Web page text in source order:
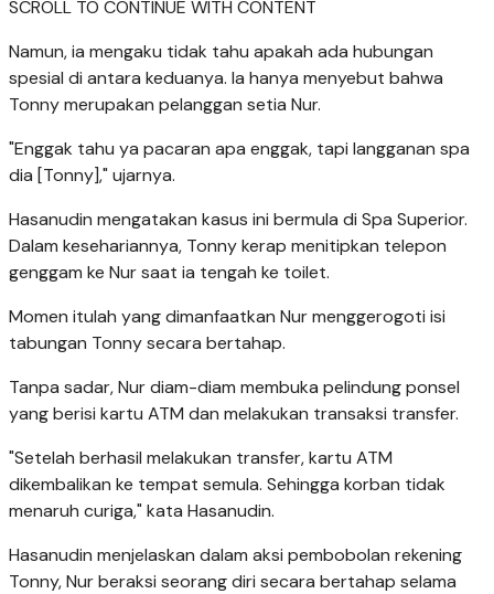
SCROLL TO CONTINUE WITH CONTENT
Namun, ia mengaku tidak tahu apakah ada hubungan
spesial di antara keduanya. Ia hanya menyebut bahwa
Tonny merupakan pelanggan setia Nur.
"Enggak tahu ya pacaran apa enggak, tapi langganan spa
dia [Tonny]," ujarnya.
Hasanudin mengatakan kasus ini bermula di Spa Superior.
Dalam kesehariannya, Tonny kerap menitipkan telepon
genggam ke Nur saat ia tengah ke toilet.
Momen itulah yang dimanfaatkan Nur menggerogoti isi
tabungan Tonny secara bertahap.
Tanpa sadar, Nur diam-diam membuka pelindung ponsel
yang berisi kartu ATM dan melakukan transaksi transfer.
"Setelah berhasil melakukan transfer, kartu ATM
dikembalikan ke tempat semula. Sehingga korban tidak
menaruh curiga," kata Hasanudin.
Hasanudin menjelaskan dalam aksi pembobolan rekening
Tonny, Nur beraksi seorang diri secara bertahap selama